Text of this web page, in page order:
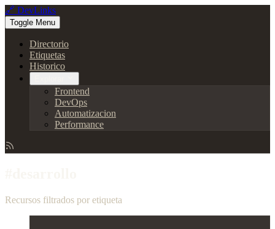
🔗 DevLinks
Toggle Menu
Directorio
Etiquetas
Historico
Frontend
DevOps
Automatizacion
Performance
Recursos filtrados por etiqueta